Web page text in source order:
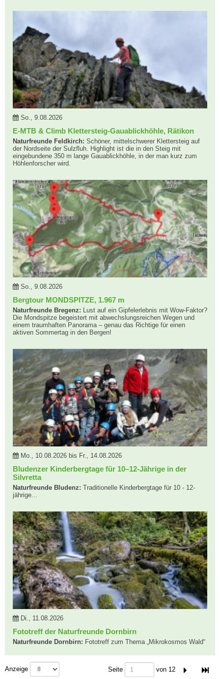
So., 9.08.2026
E-MTB & Climb Klettersteig-Gauablickhöhle, Rätikon
Naturfreunde Feldkirch: Schöner, mittelschwerer Klettersteig auf
der Nordseite der Sulzfluh. Highlight ist die in den Steig mit
eingebundene 350 m lange Gauablickhöhle, in der man kurz zum
Höhlenforscher wird.
So., 9.08.2026
Bergtour MONDSPITZE, 1.967 m
Naturfreunde Bregenz: Lust auf ein Gipfelerlebnis mit Wow-Faktor?
Die Mondspitze begeistert mit abwechslungsreichen Wegen und
einem traumhaften Panorama – genau das Richtige für einen
aktiven Sommertag in den Bergen!
Mo., 10.08.2026 bis Fr., 14.08.2026
Bludenzer Kinderbergtage für 10–12-Jährige in der
Silvretta
Naturfreunde Bludenz: Traditionelle Kinderbergtage für 10 - 12-
jährige...
Di., 11.08.2026
Fototreff der Naturfreunde Dornbirn
Naturfreunde Dornbirn: Fototreff zum Thema „Mikrokosmos Wald“
Anzeige
Seitennummer
Seite von 12